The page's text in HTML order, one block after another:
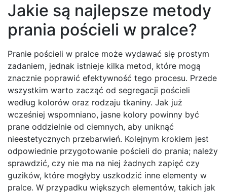
Jakie są najlepsze metody
prania pościeli w pralce?
Pranie pościeli w pralce może wydawać się prostym
zadaniem, jednak istnieje kilka metod, które mogą
znacznie poprawić efektywność tego procesu. Przede
wszystkim warto zacząć od segregacji pościeli
według kolorów oraz rodzaju tkaniny. Jak już
wcześniej wspomniano, jasne kolory powinny być
prane oddzielnie od ciemnych, aby uniknąć
nieestetycznych przebarwień. Kolejnym krokiem jest
odpowiednie przygotowanie pościeli do prania; należy
sprawdzić, czy nie ma na niej żadnych zapięć czy
guzików, które mogłyby uszkodzić inne elementy w
pralce. W przypadku większych elementów, takich jak